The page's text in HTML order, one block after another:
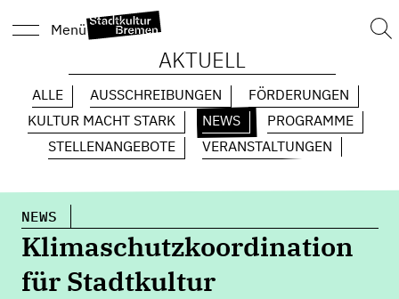
Menü
AKTUELL
ALLE AUSSCHREIBUNGEN
FÖRDERUNGEN
KULTUR MACHT STARK
NEWS
PROGRAMME
STELLENANGEBOTE
VERANSTALTUNGEN
NEWS
Klimaschutzkoordination
für Stadtkultur